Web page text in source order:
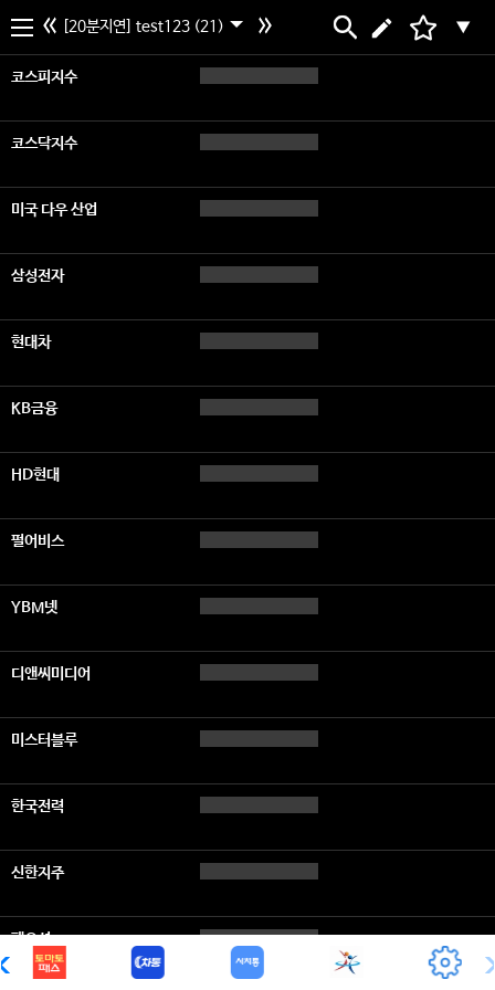
[20분지연] test123 (21) ▼
코스피지수
코스닥지수
미국 다우 산업
삼성전자
현대차
KB금융
HD현대
펄어비스
YBM넷
디앤씨미디어
미스터블루
한국전력
신한지주
팬오션